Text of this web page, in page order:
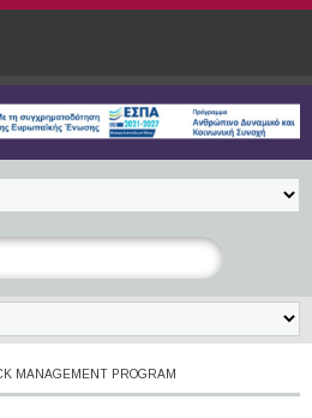
MANAGEMENT PROGRAM